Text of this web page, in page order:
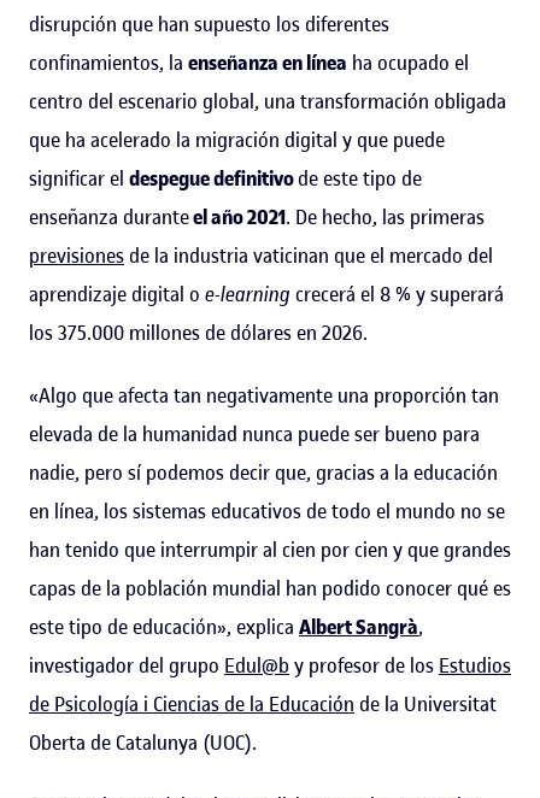
disrupción que han supuesto los diferentes
confinamientos, la enseñanza en línea ha ocupado el
centro del escenario global, una transformación obligada
que ha acelerado la migración digital y que puede
significar el despegue definitivode este tipo de
enseñanza duranteel año 2021. De hecho, las primeras
previsiones de la industria vaticinan que el mercado del
aprendizaje digital o e-learning crecerá el 8 % y superará
los 375.000 millones de dólares en 2026.
«Algo que afecta tan negativamente una proporción tan
elevada de la humanidad nunca puede ser bueno para
nadie, pero sí podemos decir que, gracias a la educación
en línea, los sistemas educativos de todo el mundo no se
han tenido que interrumpir al cien por cien y que grandes
capas de la población mundial han podido conocer qué es
este tipo de educación», explica Albert Sangrà,
investigador del grupo Edul@b y profesor de los Estudios
de Psicología i Ciencias de la Educación de la Universitat
Oberta de Catalunya (UOC).